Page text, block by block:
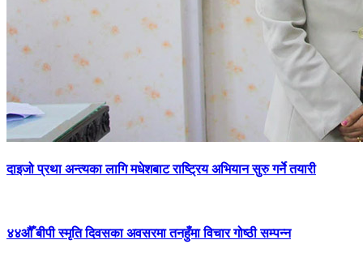
दाइजो प्रथा अन्त्यका लागि मधेशबाट राष्ट्रिय अभियान सुरु गर्ने तयारी
४४औँ बीपी स्मृति दिवसका अवसरमा तनहुँमा विचार गोष्ठी सम्पन्न